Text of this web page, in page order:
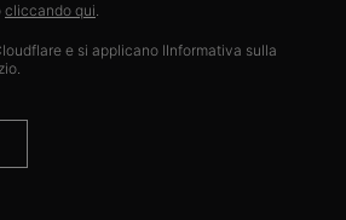
cliccando qui.
e si applicano lInformativa sulla